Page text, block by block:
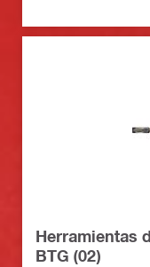
Herramientas
BTG (02)